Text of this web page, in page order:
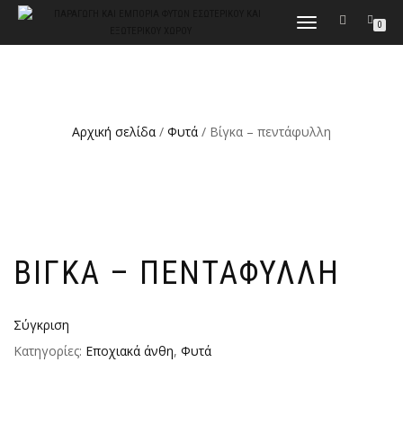
ΕΝΑΛΛΑΓΉ
0
Αρχική σελίδα / Φυτά / Βίγκα – πεντάφυλλη
ΒΊΓΚΑ – ΠΕΝΤΆΦΥΛΛΗ
Σύγκριση
Κατηγορίες: Εποχιακά άνθη, Φυτά